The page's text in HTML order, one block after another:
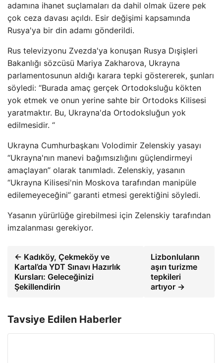
adamına ihanet suçlamaları da dahil olmak üzere pek
çok ceza davası açıldı. Esir değişimi kapsamında
Rusya'ya bir din adamı gönderildi.
Rus televizyonu Zvezda'ya konuşan Rusya Dışişleri
Bakanlığı sözcüsü Mariya Zakharova, Ukrayna
parlamentosunun aldığı karara tepki göstererek, şunları
söyledi: “Burada amaç gerçek Ortodoksluğu kökten
yok etmek ve onun yerine sahte bir Ortodoks Kilisesi
yaratmaktır. Bu, Ukrayna'da Ortodoksluğun yok
edilmesidir. “
Ukrayna Cumhurbaşkanı Volodimir Zelenskiy yasayı
“Ukrayna'nın manevi bağımsızlığını güçlendirmeyi
amaçlayan” olarak tanımladı. Zelenskiy, yasanın
“Ukrayna Kilisesi'nin Moskova tarafından manipüle
edilemeyeceğini” garanti etmesi gerektiğini söyledi.
Yasanın yürürlüğe girebilmesi için Zelenskiy tarafından
imzalanması gerekiyor.
← Kadıköy, Çekmeköy ve
Kartal’da YDT Sınavı Hazırlık
Kursları: Geleceğinizi
Şekillendirin
Lizbonluların
aşırı turizme
tepkileri
artıyor →
Tavsiye Edilen Haberler